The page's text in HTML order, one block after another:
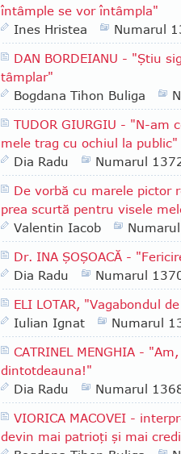
întâmple se vor întâmpla"
Ines Hristea
Numarul
DAN BORDEIANU - "Ştiu
tâmplar"
Bogdana Tihon Buliga
TUDOR GIURGIU - "N-am
mele trag cu ochiul la public"
Dia Radu
Numarul
De vorbă cu marele pictor
prea scurtă pentru visele
Valentin Iacob
Dr. INA ŞOŞOACĂ -
Dia Radu
Numarul
ELI LOTAR, "Vagabondul
Iulian Ignat
Numarul
CATRINEL MENGHIA -
dintotdeauna!"
Dia Radu
Numarul
VIORICA MACOVEI -
devin mai patrioţi şi mai